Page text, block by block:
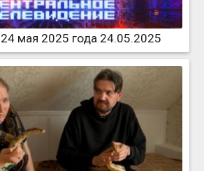
мая 2025 года 24.05.2025